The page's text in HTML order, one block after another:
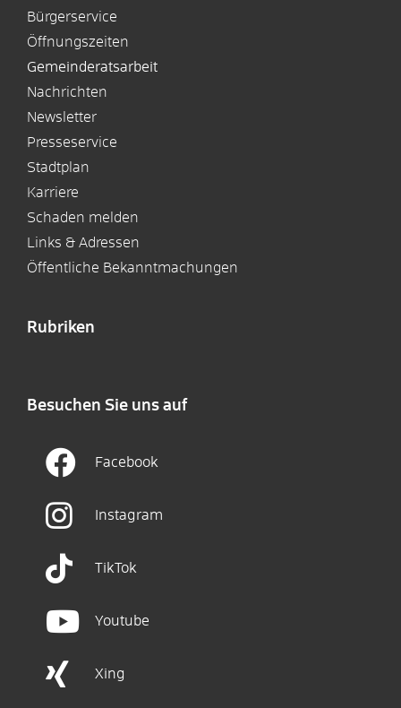
Bürgerservice
Öffnungszeiten
Gemeinderatsarbeit
Nachrichten
Newsletter
Presseservice
Stadtplan
Karriere
Schaden melden
Links & Adressen
Öffentliche Bekanntmachungen
Rubriken
Besuchen Sie uns auf
Facebook
Instagram
TikTok
Youtube
Xing